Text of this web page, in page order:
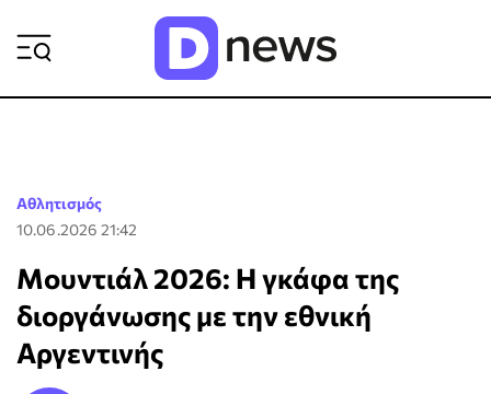
Αθλητισμός
10.06.2026 21:42
Μουντιάλ 2026: Η γκάφα της
διοργάνωσης με την εθνική
Αργεντινής